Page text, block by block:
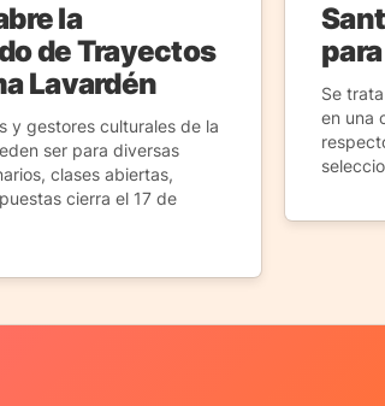
la
de Trayectos
Lavardén
y gestores culturales de la
ser para diversas
clases abiertas,
cierra el 17 de
Se
en una